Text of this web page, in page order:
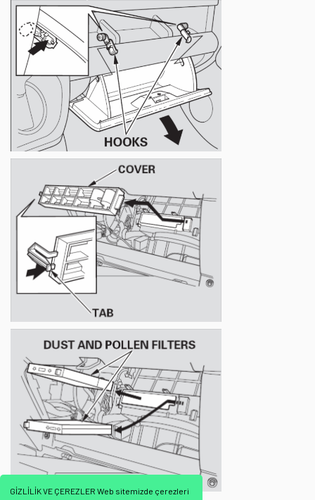
GİZLİLİK VE ÇEREZLER Web sitemizde çerezleri